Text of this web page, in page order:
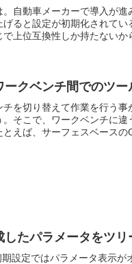
。自動車メーカーで導入が
げると設定が初期化されて
で上位互換性しか持たないか
ークベンチ間でのツー
チを切り替えて作業を行う
。そこで、ワークベンチに
とえば、サーフェスベース
したパラメータをツ
期設定ではパラメータ表示